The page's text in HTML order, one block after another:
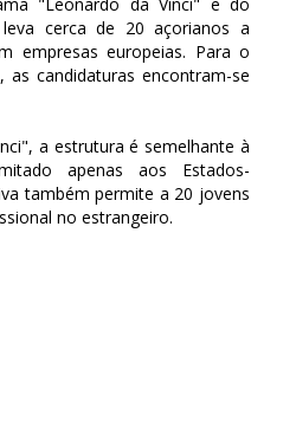
cerca de 20 açorianos a
empresas europeias. Para o
candidaturas encontram-se
a estrutura é semelhante à
apenas aos Estados-
também permite a 20 jovens
no estrangeiro.